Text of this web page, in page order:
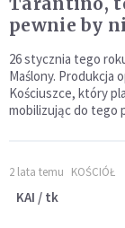
pewnie by
26 stycznia tego
Maślony. Produkcja
Kościuszce, który
mobilizując do tego
2 lata temu KOŚCIÓŁ
KAI / tk